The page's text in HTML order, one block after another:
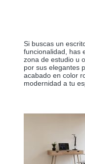
Si buscas un
funcionalidad, has
zona de estudio u
por sus elegantes
acabado en color
modernidad a tu